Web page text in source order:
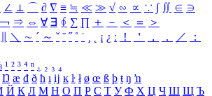
∠ ⊥ ⌒ ∂ ∇ ≡ ≒ ≪ ≫ √ ∽ ∝ ∵ ∫ ∬ ∈ ∋
￢ ⇒ ⇔ ∀ ∃ ∮ ∑ ∏ ＋ － ＜ ＝
＞
＼ ∼ ´ ～ ˇ ˘ ˝ ˚ ˙ ¸ ¡ ¿ ː ！ ＇ ， ． ／
：
¹ ² ³ ⁴ ⁿ ₁ ₂ ₃ ₄
Ŋ æ đ ð ħ ı ĳ ĸ ŀ ł ø œ ß þ ŧ ŋ ŉ
Й К Л М Н О П Р С Т У Ф Х Ц Ч Ш Щ Ъ